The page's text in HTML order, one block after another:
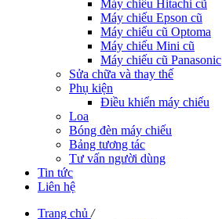
Máy chiếu Hitachi cũ
Máy chiếu Epson cũ
Máy chiếu cũ Optoma
Máy chiếu Mini cũ
Máy chiếu cũ Panasonic
Sửa chữa và thay thế
Phụ kiện
Điều khiển máy chiếu
Loa
Bóng đèn máy chiếu
Bảng tương tác
Tư vấn người dùng
Tin tức
Liên hệ
Trang chủ /